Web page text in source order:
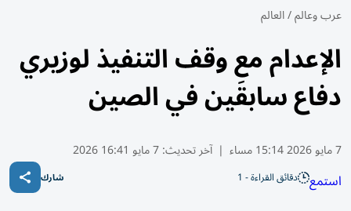
عرب وعالم/العالم
الإعدام مع وقف التنفيذ لوزيري
دفاع سابقَين في الصين
7 مايو 2026 15:14 مساء | آخر تحديث:7 مايو 16:41 2026
استمع دقائق القراءة - 1 شارك